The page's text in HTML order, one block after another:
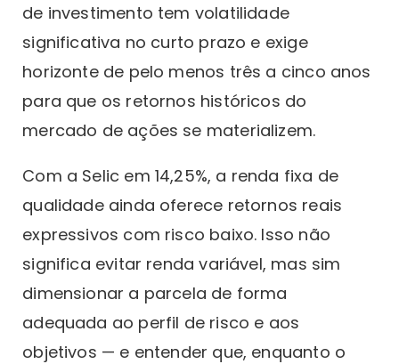
de investimento tem volatilidade
significativa no curto prazo e exige
horizonte de pelo menos três a cinco anos
para que os retornos históricos do
mercado de ações se materializem.
Com a Selic em 14,25%, a renda fixa de
qualidade ainda oferece retornos reais
expressivos com risco baixo. Isso não
significa evitar renda variável, mas sim
dimensionar a parcela de forma
adequada ao perfil de risco e aos
objetivos — e entender que, enquanto o